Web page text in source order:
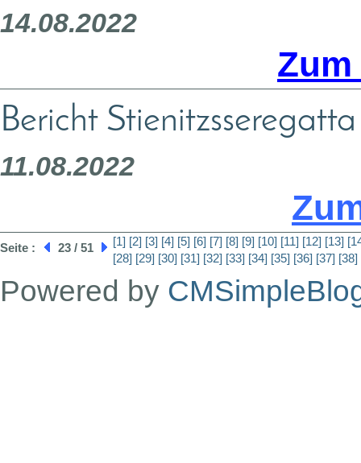
14.08.2022
Bericht
11.08.2022
Seite : 23 / 51 [1] [2] [3] [4] [5] [6] [7] [8] [9] [10] [11] [12] [13]
[28] [29] [30] [31] [32] [33] [34] [35] [36] [37] [38]
Powered by